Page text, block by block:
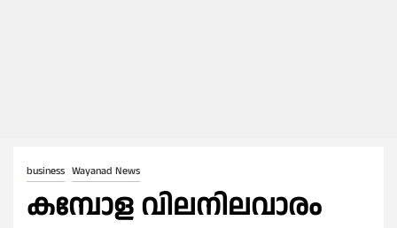
business Wayanad News
കമ്പോള വിലനിലവാരം